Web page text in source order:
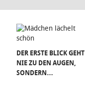
DER ERSTE BLICK GEHT
NIE ZU DEN AUGEN,
SONDERN…